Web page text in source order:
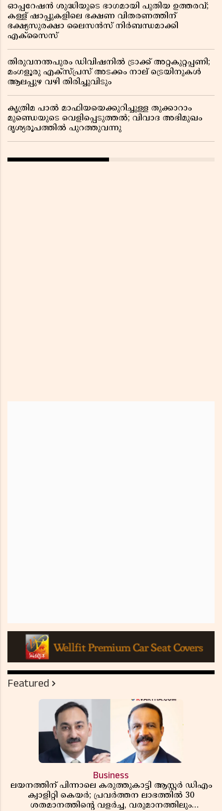
ഓപ്പറേഷൻ ശുദ്ധിയുടെ ഭാഗമായി പുതിയ ഉത്തരവ്;
കള്ള് ഷാപ്പുകളിലെ ഭക്ഷണ വിതരണത്തിന്
ഭക്ഷ്യസുരക്ഷാ ലൈസൻസ് നിർബന്ധമാക്കി
എക്സൈസ്
തിരുവനന്തപുരം ഡിവിഷനിൽ ട്രാക്ക് അറ്റകുറ്റപ്പണി;
മംഗളൂരു എക്സ്പ്രസ് അടക്കം നാല് ട്രെയിനുകൾ
ആലപ്പുഴ വഴി തിരിച്ചുവിടും
കൃത്രിമ പാൽ മാഫിയയെക്കുറിച്ചുള്ള തുക്കാറാം
മുണ്ഡെയുടെ വെളിപ്പെടുത്തൽ; വിവാദ അഭിമുഖം
ദൃശ്യരൂപത്തിൽ പുറത്തുവന്നു
Featured
Business
ലയനത്തിന് പിന്നാലെ കരുത്തുകാട്ടി ആസ്റ്റർ ഡിഎം
ക്വാളിറ്റി കെയർ; പ്രവർത്തന ലാഭത്തിൽ 30
ശതമാനത്തിൻ്റെ വളർച്ച, വരുമാനത്തിലും